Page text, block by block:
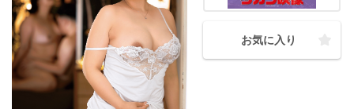
お気に入り